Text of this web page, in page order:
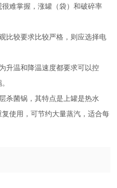
难掌握，涨罐（袋）和破碎率
比较要求比较严格，则应选择电
升温和降温速度都要求可以控
杀菌锅，其特点是上罐是热水
使用，可节约大量蒸汽，适合每